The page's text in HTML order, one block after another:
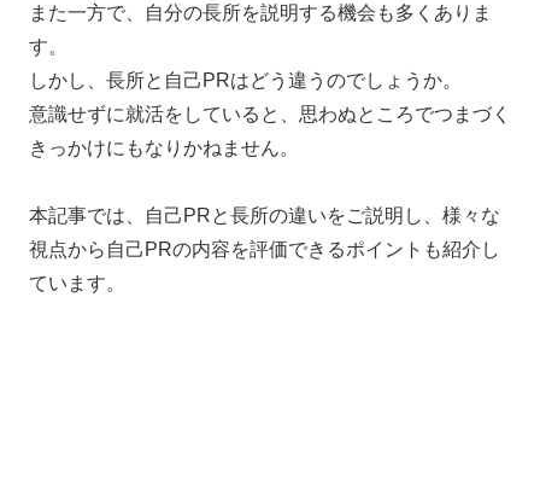
また一方で、自分の長所を説明する機会も多くありま
す。
しかし、長所と自己PRはどう違うのでしょうか。
意識せずに就活をしていると、思わぬところでつまづく
きっかけにもなりかねません。
本記事では、自己PRと長所の違いをご説明し、様々な
視点から自己PRの内容を評価できるポイントも紹介し
ています。